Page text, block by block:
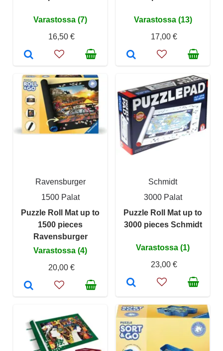
Varastossa (7)
16,50 €
Varastossa (13)
17,00 €
Ravensburger
1500 Palat
Puzzle Roll Mat up to
1500 pieces
Ravensburger
Varastossa (4)
20,00 €
Schmidt
3000 Palat
Puzzle Roll Mat up to
3000 pieces Schmidt
Varastossa (1)
23,00 €